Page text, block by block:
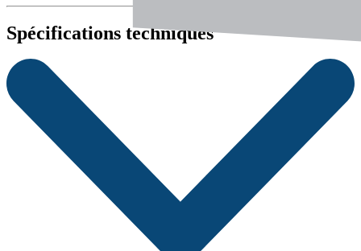
Spécifications techniques